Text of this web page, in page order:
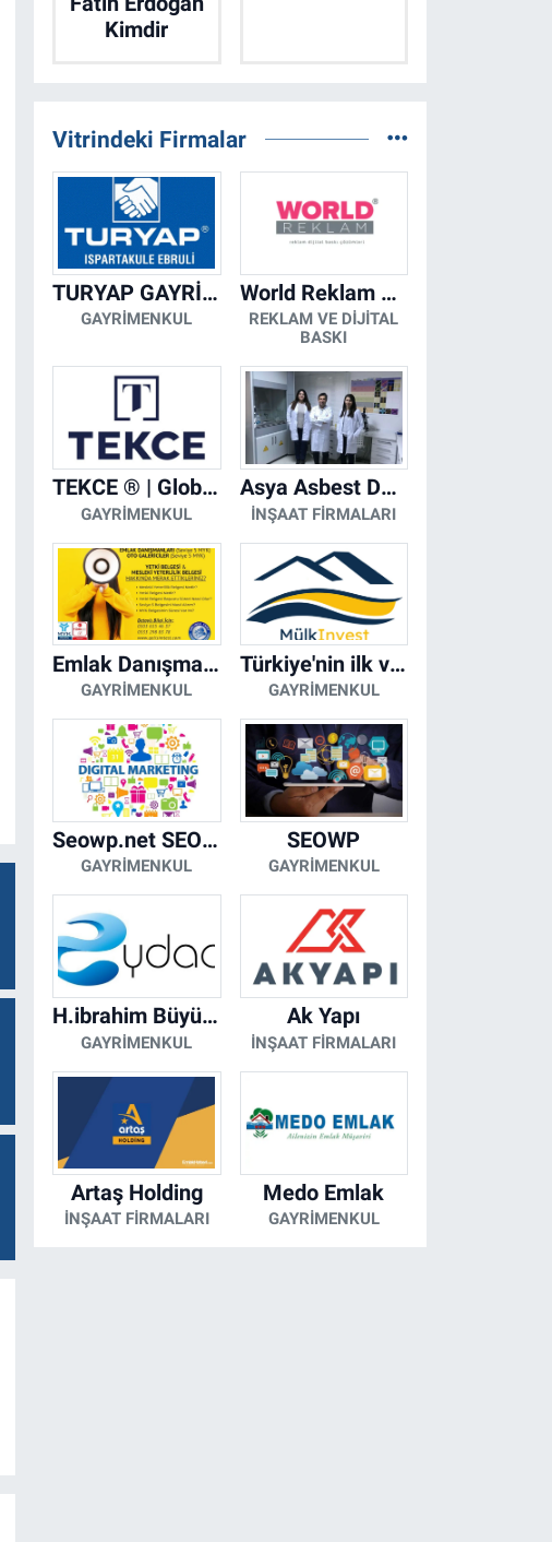
Kimdir
Vitrindeki Firmalar
TURYAP GAYRİMENKUL DANIŞMANLIK HİZMETLERİ
GAYRIMENKUL
World Reklam Copy Center
REKLAM VE DIJITAL
BASKI
TEKCE ® | Global Gayrimenkul Şirketi
GAYRIMENKUL
Asya Asbest Danışmanlık - Asbest Söküm ve Asbest Raporu
İNŞAAT FIRMALARI
Emlak Danışmanı Seviye 5 Mesleki Yeterlilik Belgesi
GAYRIMENKUL
Türkiye'nin ilk ve tek yapay zeka destekli arsa ilan platformu
GAYRIMENKUL
Seowp.net SEO Hizmetleri
GAYRIMENKUL
SEOWP
GAYRIMENKUL
H.ibrahim Büyükacar
GAYRIMENKUL
Ak Yapı
İNŞAAT FIRMALARI
Artaş Holding
İNŞAAT FIRMALARI
Medo Emlak
GAYRIMENKUL